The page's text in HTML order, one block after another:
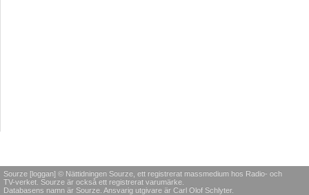
Sourze [loggan] © Nättidningen Sourze, ett registrerat massmedium hos Radio- och
TV-verket. Sourze är också ett registrerat varumärke.
Databasens namn är Sourze. Ansvarig utgivare är Carl Olof Schlyter.